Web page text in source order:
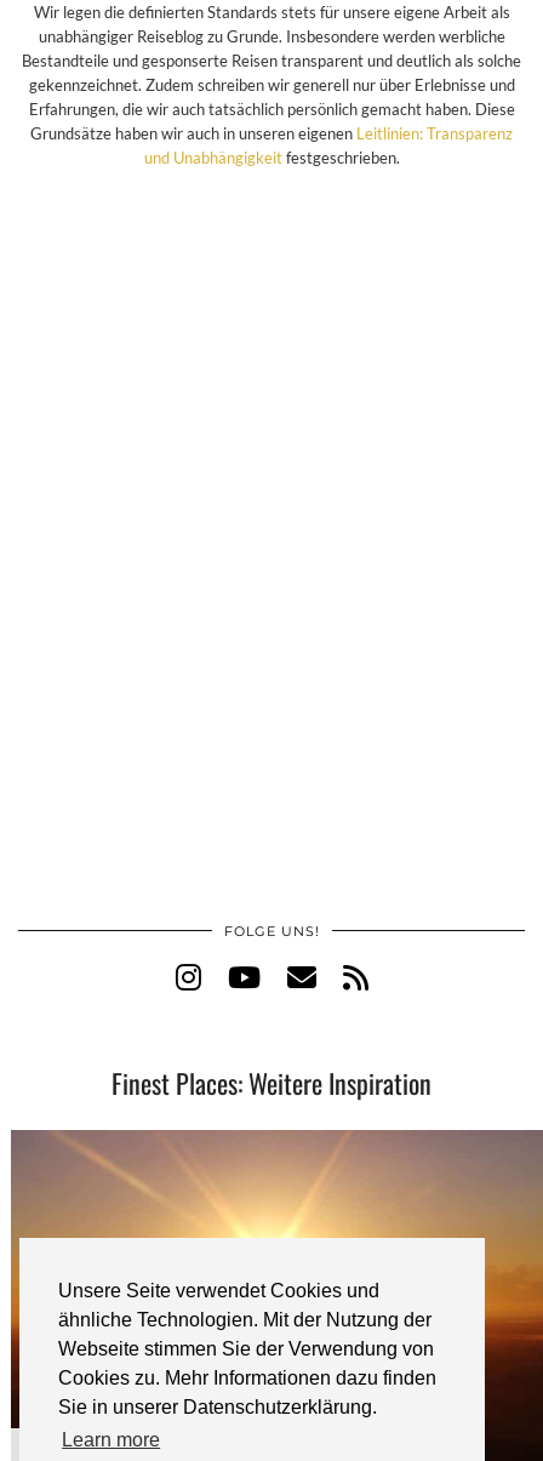
Unsere Seite verwendet Cookies und
ähnliche Technologien. Mit der Nutzung der
Webseite stimmen Sie der Verwendung von
Cookies zu. Mehr Informationen dazu finden
Sie in unserer Datenschutzerklärung.
Learn more
Wir legen die definierten Standards stets für unsere eigene Arbeit als
unabhängiger Reiseblog zu Grunde. Insbesondere werden werbliche
Bestandteile und gesponserte Reisen transparent und deutlich als solche
gekennzeichnet. Zudem schreiben wir generell nur über Erlebnisse und
Erfahrungen, die wir auch tatsächlich persönlich gemacht haben. Diese
Grundsätze haben wir auch in unseren eigenen Leitlinien: Transparenz
und Unabhängigkeitfestgeschrieben.
FOLGE UNS!
Finest Places: Weitere Inspiration
Heißluftballon bis Krimi-Dinner: …